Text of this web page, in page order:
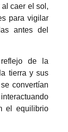
caer el sol,
para vigilar
antes del
de la
tierra y sus
convertían
el equilibrio